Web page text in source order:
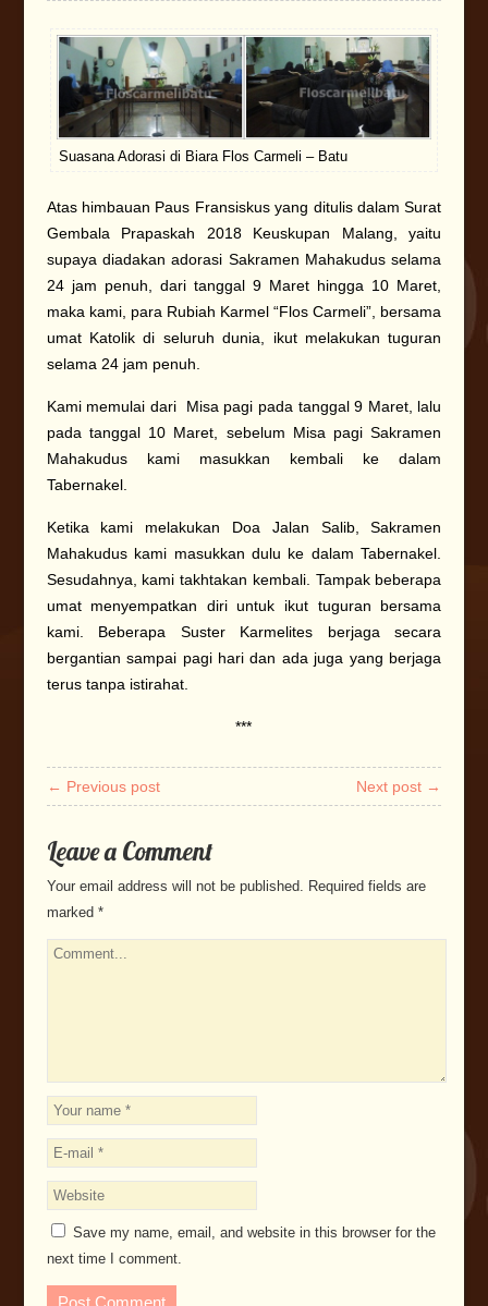
Suasana Adorasi di Biara Flos Carmeli – Batu
Atas himbauan Paus Fransiskus yang ditulis dalam Surat
Gembala Prapaskah 2018 Keuskupan Malang, yaitu
supaya diadakan adorasi Sakramen Mahakudus selama
24 jam penuh, dari tanggal 9 Maret hingga 10 Maret,
maka kami, para Rubiah Karmel “Flos Carmeli”, bersama
umat Katolik di seluruh dunia, ikut melakukan tuguran
selama 24 jam penuh.
Kami memulai dari Misa pagi pada tanggal 9 Maret, lalu
pada tanggal 10 Maret, sebelum Misa pagi Sakramen
Mahakudus kami masukkan kembali ke dalam
Tabernakel.
Ketika kami melakukan Doa Jalan Salib, Sakramen
Mahakudus kami masukkan dulu ke dalam Tabernakel.
Sesudahnya, kami takhtakan kembali. Tampak beberapa
umat menyempatkan diri untuk ikut tuguran bersama
kami. Beberapa Suster Karmelites berjaga secara
bergantian sampai pagi hari dan ada juga yang berjaga
terus tanpa istirahat.
***
← Previous post Next post →
Leave a Comment
Your email address will not be published. Required fields are
marked *
Save my name, email, and website in this browser for the
next time I comment.